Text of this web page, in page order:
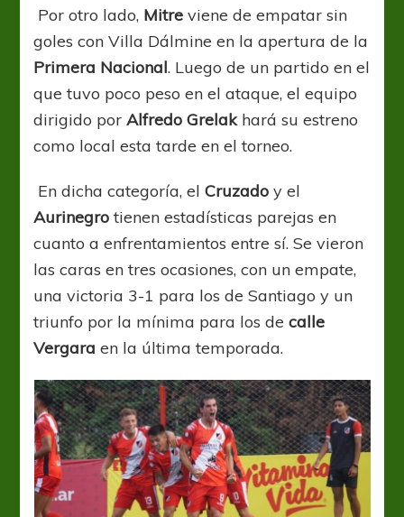
Por otro lado, Mitre viene de empatar sin
goles con Villa Dálmine en la apertura de la
Primera Nacional. Luego de un partido en el
que tuvo poco peso en el ataque, el equipo
dirigido porAlfredo Grelak hará su estreno
como local esta tarde en el torneo.
En dicha categoría, elCruzado y el
Aurinegro tienen estadísticas parejas en
cuanto a enfrentamientos entre sí. Se vieron
las caras en tres ocasiones, con un empate,
una victoria 3-1 para los de Santiago y un
triunfo por la mínima para los de calle
Vergara en la última temporada.